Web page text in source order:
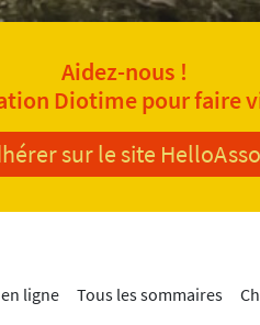
Aidez-nous !
Diotime pour faire
sur le site
ligne Tous les sommaires